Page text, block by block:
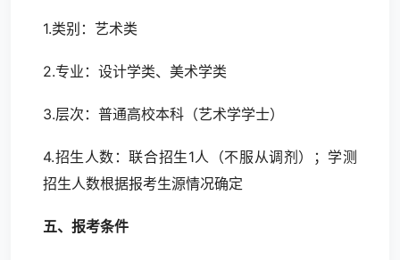
1.类别：艺术类
2.专业：设计学类、美术学类
3.层次：普通高校本科（艺术学学士）
4.招生人数：联合招生1人（不服从调剂）；学测
招生人数根据报考生源情况确定
五、报考条件